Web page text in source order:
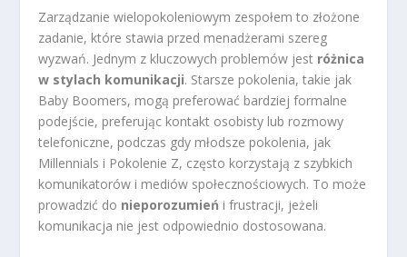
Zarządzanie wielopokoleniowym zespołem to złożone
zadanie, które stawia przed menadżerami szereg
wyzwań. Jednym z kluczowych problemów jest różnica
w stylach komunikacji. Starsze pokolenia, takie jak
Baby Boomers, mogą preferować bardziej formalne
podejście, preferując kontakt osobisty lub rozmowy
telefoniczne, podczas gdy młodsze pokolenia, jak
Millennials i Pokolenie Z, często korzystają z szybkich
komunikatorów i mediów społecznościowych. To może
prowadzić do nieporozumień i frustracji, jeżeli
komunikacja nie jest odpowiednio dostosowana.